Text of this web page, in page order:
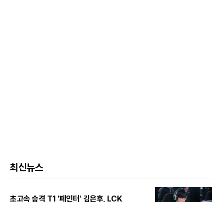
최신뉴스
초고속 승격 T1 '페인터' 김은후, LCK